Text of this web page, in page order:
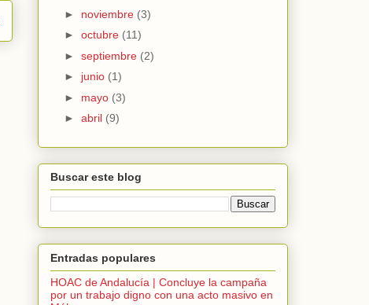
► noviembre (3)
► octubre (11)
► septiembre (2)
► junio (1)
► mayo (3)
► abril (9)
Buscar este blog
Entradas populares
HOAC de Andalucía | Concluye la campaña
por un trabajo digno con una acto masivo en